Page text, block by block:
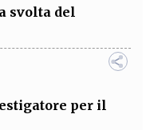
svolta del
per il